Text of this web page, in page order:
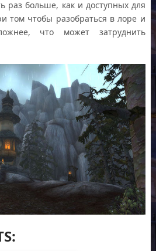
раз больше, как и доступных для
том чтобы разобраться в лоре и
что может затруднить